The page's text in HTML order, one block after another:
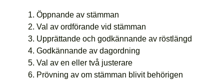
Öppnande av stämman
Val av ordförande vid stämman
Upprättande och godkännande av röstlängd
Godkännande av dagordning
Val av en eller två justerare
Prövning av om stämman blivit behörigen